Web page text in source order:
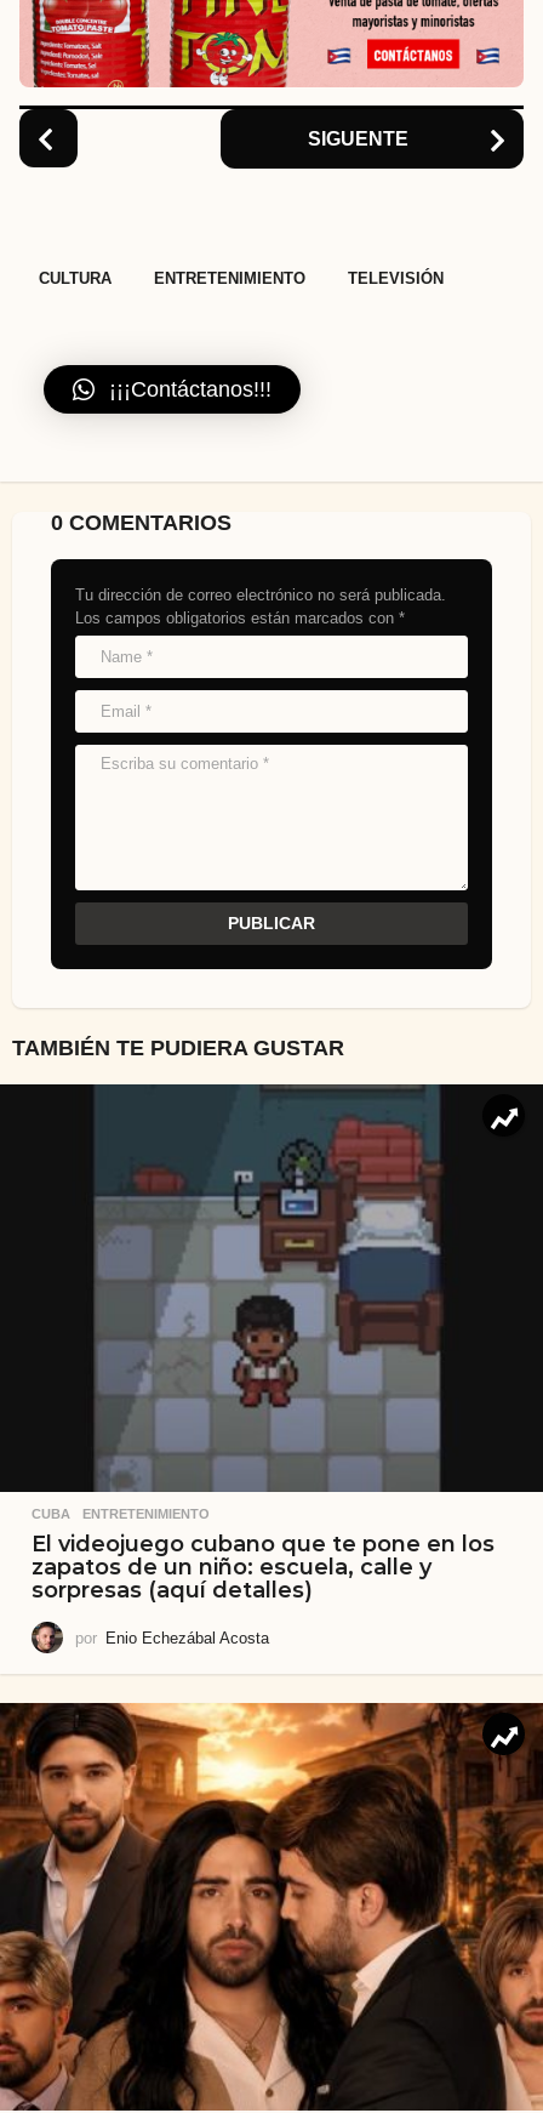
o
n
SIGUENTE
CULTURA ENTRETENIMIENTO TELEVISIÓN
¡¡¡Contáctanos!!!
0 COMENTARIOS
Tu dirección de correo electrónico no será publicada.
Los campos obligatorios están marcados con *
TAMBIÉN TE PUDIERA GUSTAR
CUBA ,ENTRETENIMIENTO
El videojuego cubano que te pone en los
zapatos de un niño: escuela, calle y
sorpresas (aquí detalles)
por Enio Echezábal Acosta